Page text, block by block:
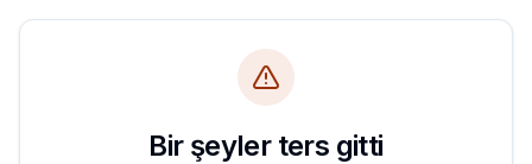
Bir şeyler ters gitti